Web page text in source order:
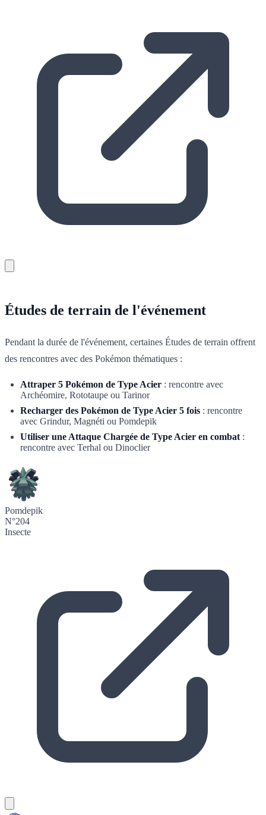
Études de terrain de l'événement
Pendant la durée de l'événement, certaines Études de terrain offrent
des rencontres avec des Pokémon thématiques :
Attraper 5 Pokémon de Type Acier : rencontre avec
Archéomire, Rototaupe ou Tarinor
Recharger des Pokémon de Type Acier 5 fois : rencontre
avec Grindur, Magnéti ou Pomdepik
Utiliser une Attaque Chargée de Type Acier en combat :
rencontre avec Terhal ou Dinoclier
Pomdepik
N°204
Insecte